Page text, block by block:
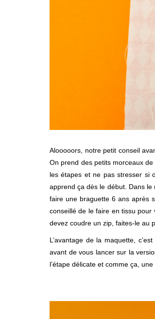
Alooooors, notre petit conseil
On prend des petits morceaux
les étapes et ne pas stresser si
apprend ça dès le début. Dans le
faire une braguette 6 ans après
conseillé de le faire en tissu
devez coudre un zip, faites-le au
L’avantage de la maquette,
avant de vous lancer sur la
l’étape délicate et comme ça,